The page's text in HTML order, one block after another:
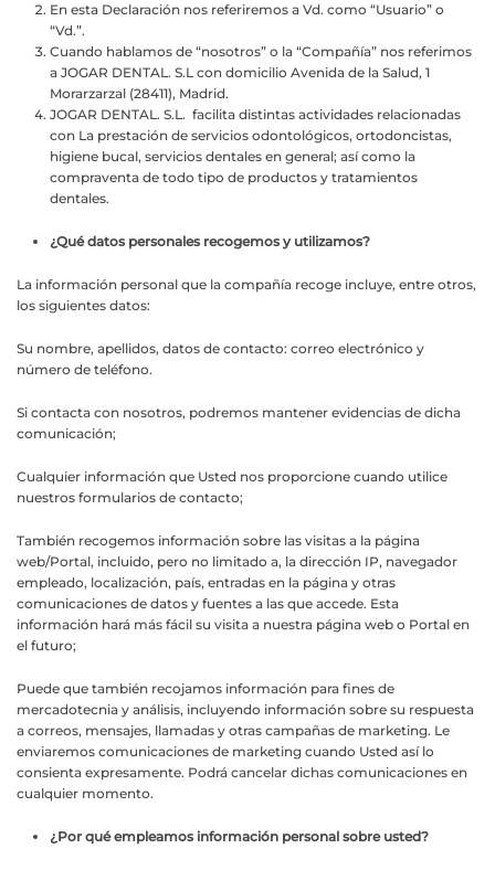
En esta Declaración nos referiremos a Vd. como “Usuario” o
“Vd.”.
Cuando hablamos de “nosotros” o la “Compañía” nos referimos
a JOGAR DENTAL. S.L con domicilio Avenida de la Salud, 1
Morarzarzal (28411), Madrid.
JOGAR DENTAL. S.L. facilita distintas actividades relacionadas
con La prestación de servicios odontológicos, ortodoncistas,
higiene bucal, servicios dentales en general; así como la
compraventa de todo tipo de productos y tratamientos
dentales.
¿Qué datos personales recogemos y utilizamos?
La información personal que la compañía recoge incluye, entre otros,
los siguientes datos:
Su nombre, apellidos, datos de contacto: correo electrónico y
número de teléfono.
Si contacta con nosotros, podremos mantener evidencias de dicha
comunicación;
Cualquier información que Usted nos proporcione cuando utilice
nuestros formularios de contacto;
También recogemos información sobre las visitas a la página
web/Portal, incluido, pero no limitado a, la dirección IP, navegador
empleado, localización, país, entradas en la página y otras
comunicaciones de datos y fuentes a las que accede. Esta
información hará más fácil su visita a nuestra página web o Portal en
el futuro;
Puede que también recojamos información para fines de
mercadotecnia y análisis, incluyendo información sobre su respuesta
a correos, mensajes, llamadas y otras campañas de marketing. Le
enviaremos comunicaciones de marketing cuando Usted así lo
consienta expresamente. Podrá cancelar dichas comunicaciones en
cualquier momento.
¿Por qué empleamos información personal sobre usted?